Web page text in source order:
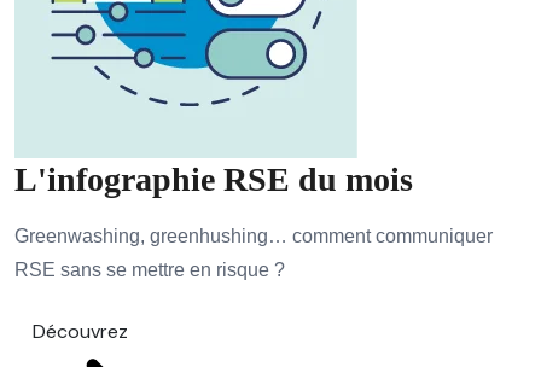
L'infographie RSE du mois
Greenwashing, greenhushing… comment communiquer
RSE sans se mettre en risque ?
Découvrez